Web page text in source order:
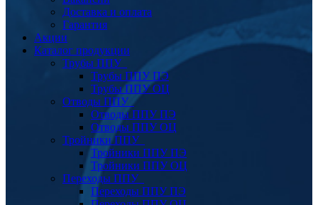
Доставка и оплата
Гарантия
Акции
Каталог продукции
Трубы ППУ
Трубы ППУ ПЭ
Трубы ППУ ОЦ
Отводы ППУ
Отводы ППУ ПЭ
Отводы ППУ ОЦ
Тройники ППУ
Тройники ППУ ПЭ
Тройники ППУ ОЦ
Переходы ППУ
Переходы ППУ ПЭ